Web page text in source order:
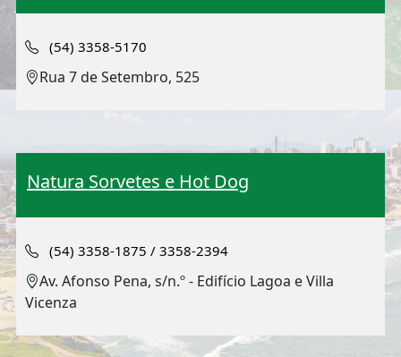
(54) 3358-5170
Rua 7 de Setembro, 525
Natura Sorvetes e Hot Dog
(54) 3358-1875 / 3358-2394
Av. Afonso Pena, s/n.º - Edifício Lagoa e Villa
Vicenza